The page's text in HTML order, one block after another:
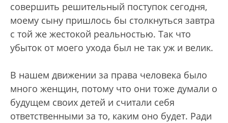
совершить решительный поступок сегодня,
моему сыну пришлось бы столкнуться завтра
с той же жестокой реальностью. Так что
убыток от моего ухода был не так уж и велик.
В нашем движении за права человека было
много женщин, потому что они тоже думали о
будущем своих детей и считали себя
ответственными за то, каким оно будет. Ради